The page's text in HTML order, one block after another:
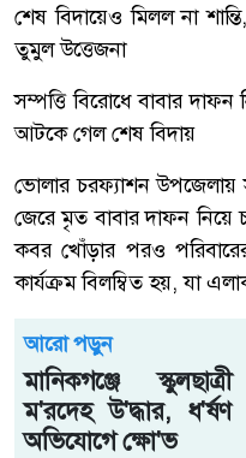
শেষ বিদায়েও মিলল না
তুমুল উত্তেজনা
সম্পত্তি বিরোধে বাবার
আটকে গেল শেষ বিদায়
ভোলার চরফ্যাশন উপজেলায়
জেরে মৃত বাবার দাফন নিয়ে
কবর খোঁড়ার পরও
কার্যক্রম বিলম্বিত হয়, যা
আরো পড়ুন
মানিকগঞ্জে
ম'রদেহ উ'দ্ধার,
অভিযোগে ক্ষো'ভ